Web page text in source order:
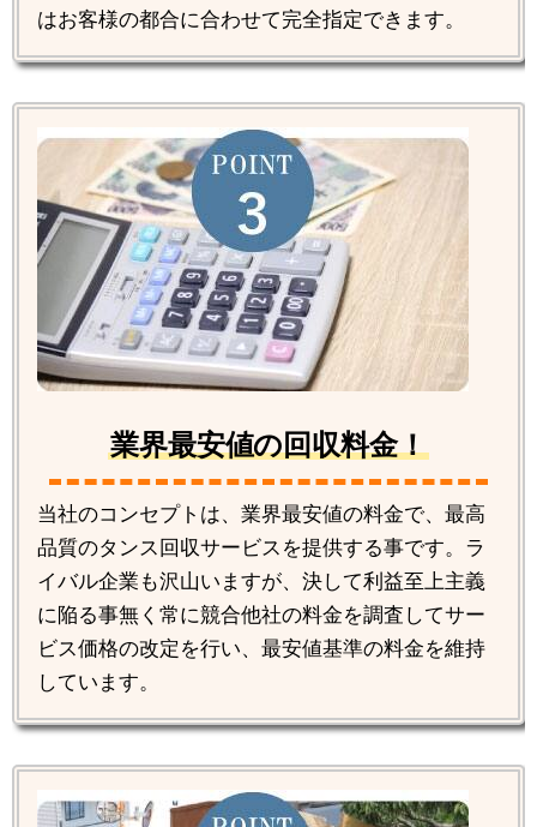
はお客様の都合に合わせて完全指定できます。
業界最安値の回収料金！
当社のコンセプトは、業界最安値の料金で、最高
品質のタンス回収サービスを提供する事です。ラ
イバル企業も沢山いますが、決して利益至上主義
に陥る事無く常に競合他社の料金を調査してサー
ビス価格の改定を行い、最安値基準の料金を維持
しています。